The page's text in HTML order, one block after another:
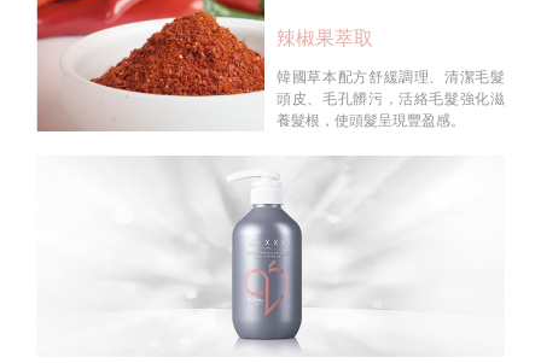
辣椒果萃取
韓國草本配方舒緩調理、清潔毛髮
頭皮、毛孔髒污，活絡毛髮強化滋
養髮根，使頭髮呈現豐盈感。